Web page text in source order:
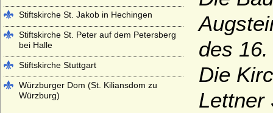
des
Die
Lettner
Stiftskirche St. Jakob in Hechingen
Stiftskirche St. Peter auf dem Petersberg
bei Halle
Stiftskirche Stuttgart
Würzburger Dom (St. Kiliansdom zu
Würzburg)